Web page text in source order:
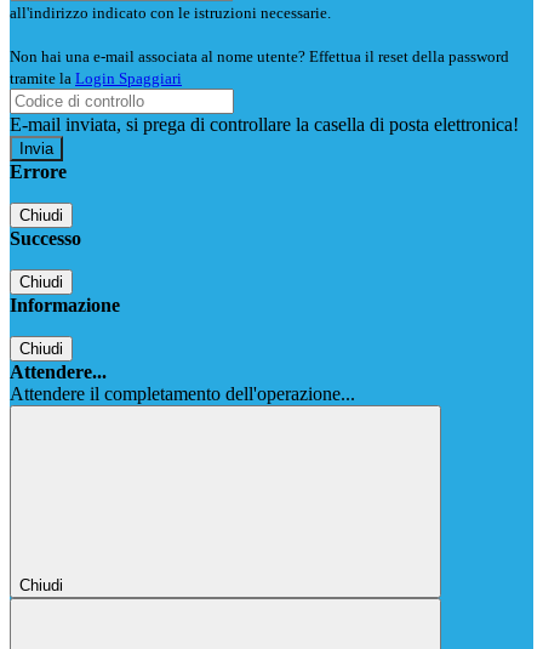
all'indirizzo indicato con le istruzioni necessarie.
Non hai una e-mail associata al nome utente? Effettua il reset della password
tramite la Login Spaggiari
E-mail inviata, si prega di controllare la casella di posta elettronica!
Errore
Chiudi
Successo
Chiudi
Informazione
Chiudi
Attendere...
Attendere il completamento dell'operazione...
Chiudi